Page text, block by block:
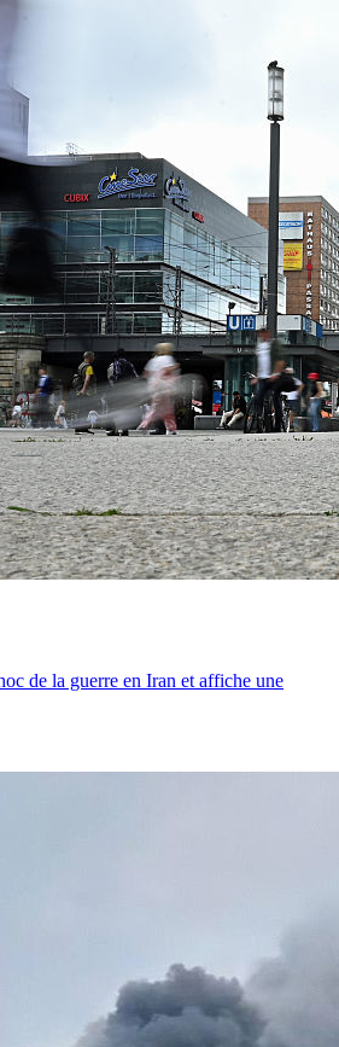
de la guerre en Iran et affiche une